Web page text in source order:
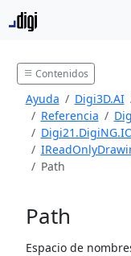
Contenidos
Ayuda Digi3D.AI
Referencia
Path
Path
Espacio de